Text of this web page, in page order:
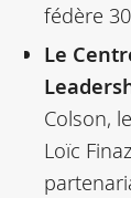
fédère
Le
Colson,
Loïc